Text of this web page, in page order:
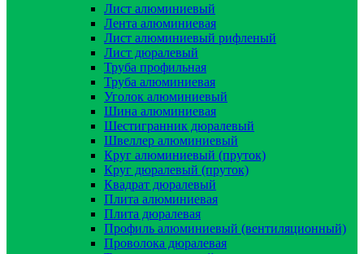
Лист алюминиевый
Лента алюминиевая
Лист алюминиевый рифленый
Лист дюралевый
Труба профильная
Труба алюминиевая
Уголок алюминиевый
Шина алюминиевая
Шестигранник дюралевый
Швеллер алюминиевый
Круг алюминиевый (пруток)
Круг дюралевый (пруток)
Квадрат дюралевый
Плита алюминиевая
Плита дюралевая
Профиль алюминиевый (вентиляционный)
Проволока дюралевая